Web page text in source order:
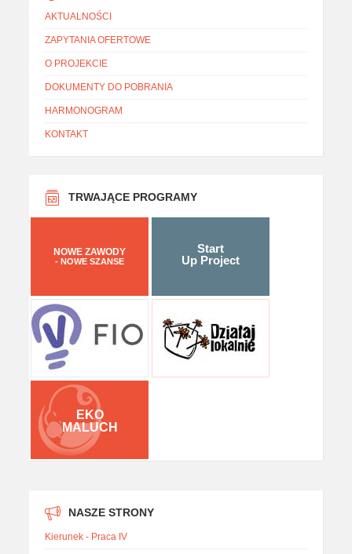
AKTUALNOŚCI
ZAPYTANIA OFERTOWE
O PROJEKCIE
DOKUMENTY DO POBRANIA
HARMONOGRAM
KONTAKT
TRWAJĄCE PROGRAMY
NOWE ZAWODY
- NOWE SZANSE
Start
Up Project
EKO
MALUCH
NASZE STRONY
Kierunek - Praca IV